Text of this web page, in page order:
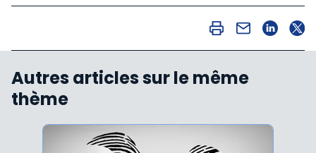
Autres articles sur le même
thème